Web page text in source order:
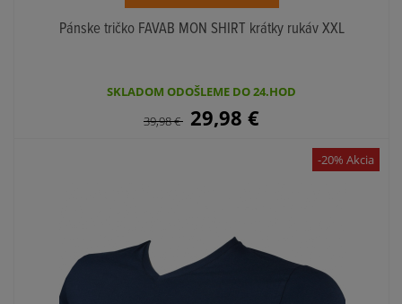
Pánske tričko FAVAB MON SHIRT krátky rukáv XXL
SKLADOM ODOŠLEME DO 24.HOD
39,98€ 29,98 €
-20% Akcia